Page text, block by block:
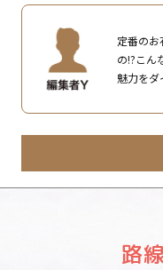
定番のお
の!?こん
魅力をダ
路